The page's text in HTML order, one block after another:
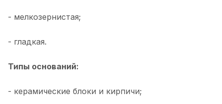
- мелкозернистая;
- гладкая.
Типы оснований:
- керамические блоки и кирпичи;